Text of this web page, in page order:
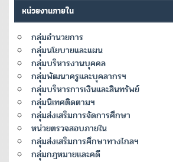
หน่วยงานภายใน
กลุ่มอำนวยการ
กลุ่มนโยบายและแผน
กลุ่มบริหารงานบุคคล
กลุ่มพัฒนาครูและบุคลากรฯ
กลุ่มบริหารการเงินและสินทรัพย์
กลุ่มนิเทศติดตามฯ
กลุ่มส่งเสริมการจัดการศึกษา
หน่วยตรวจสอบภายใน
กลุ่มส่งเสริมการศึกษาทางไกลฯ
กลุ่มกฎหมายและคดี